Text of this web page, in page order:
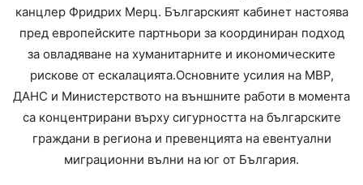
канцлер Фридрих Мерц. Българският кабинет настоява
пред европейските партньори за координиран подход
за овладяване на хуманитарните и икономическите
рискове от ескалацията.Основните усилия на МВР,
ДАНС и Министерството на външните работи в момента
са концентрирани върху сигурността на българските
граждани в региона и превенцията на евентуални
миграционни вълни на юг от България.